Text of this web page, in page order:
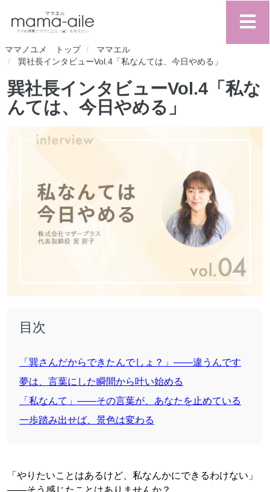
ママノユメ トップ
ママエル
巽社長インタビューVol.4「私なんては、今日やめる」
巽社長インタビューVol.4「私な
んては、今日やめる」
目次
「巽さんだからできたんでしょ？」——違うんです
夢は、言葉にした瞬間から叶い始める
「私なんて」——その言葉が、あなたを止めている
一歩踏み出せば、景色は変わる
「やりたいことはあるけど、私なんかにできるわけない」